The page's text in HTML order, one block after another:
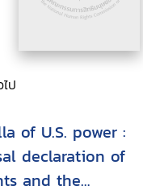
ป
of U.S. power :
declaration of
and the